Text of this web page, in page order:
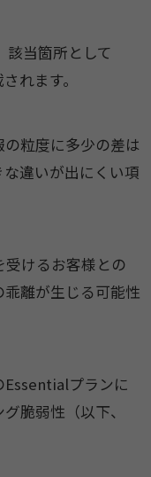
当箇所として
れます。
粒度に多少の差は
違いが出にくい項
けるお客様との
離が生じる可能性
Essentialプランに
脆弱性（以下、